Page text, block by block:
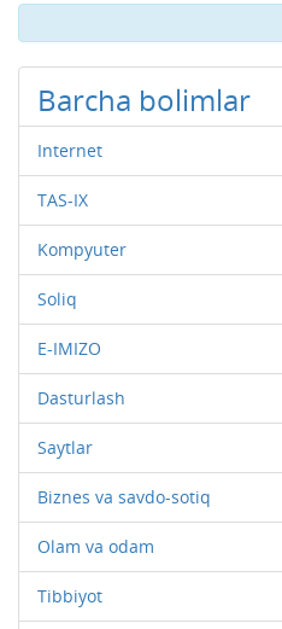
Barcha bolimlar
Internet
TAS-IX
Kompyuter
Soliq
E-IMIZO
Dasturlash
Saytlar
Biznes va savdo-sotiq
Olam va odam
Tibbiyot